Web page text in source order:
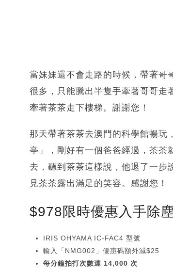
當妹妹還不會走路的時候，帶著哥
很多，只能騰出半隻手牽著哥哥走
牽著茶茶走下樓梯。謝謝您！
那天帶著茶茶去澳門的科學館暢玩
亭」，剛好有一個爸爸經過，茶茶
去，聽到茶茶這樣說，他退了一步
見茶茶露出滿足的笑容。感謝您！
$978限時優惠入手除
IRIS OHYAMA IC-FAC4 型號
輸入「NMG002」優惠碼額外減$25
每分鐘拍打次數達 14,000 次